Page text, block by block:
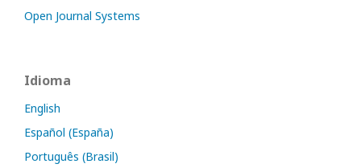
Open Journal Systems
Idioma
English
Español (España)
Português (Brasil)